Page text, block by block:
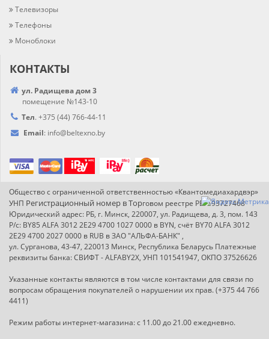
Телевизоры
Телефоны
Моноблоки
КОНТАКТЫ
ул. Радищева дом 3
помещение №143-10
Тел. +375 (44) 766-44-11
Email: info@beltexno.by
Общество с ограниченной ответственностью «Квантомедиахардвэр»
УНП Регистрационный номер в Торговом реестре РБ: 193727468
Юридический адрес: РБ, г. Минск, 220007, ул. Радищева, д. 3, пом. 143
Р/с: BY85 ALFA 3012 2E29 4700 1027 0000 в BYN, счёт BY70 ALFA 3012
2E29 4700 2027 0000 в RUB в ЗАО "АЛЬФА-БАНК" ,
ул. Сурганова, 43-47, 220013 Минск, Республика Беларусь Платежные
реквизиты банка: СВИФТ - ALFABY2X, УНП 101541947, ОКПО 37526626
Указанные контакты являются в том числе контактами для связи по
вопросам обращения покупателей о нарушении их прав. (+375 44 766
4411)
Режим работы интернет-магазина: с 11.00 до 21.00 ежедневно.